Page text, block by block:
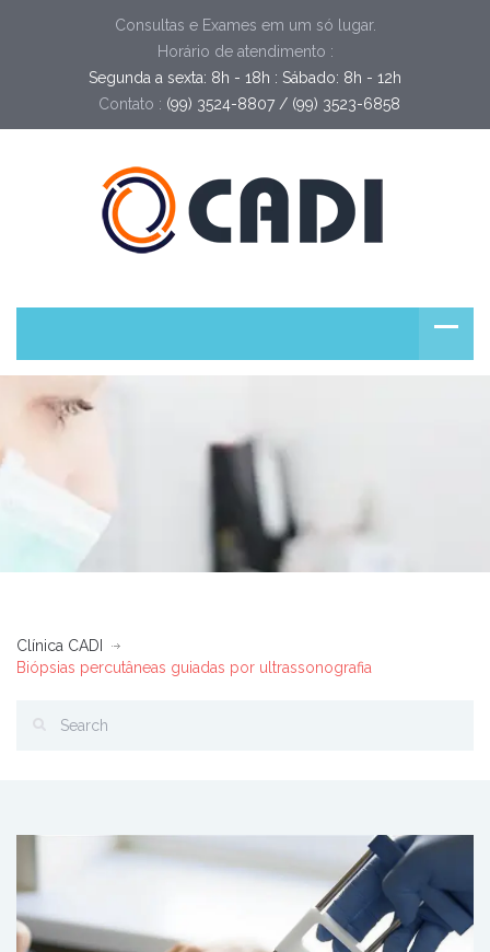
Consultas e Exames em um só lugar.
Horário de atendimento :
Segunda a sexta: 8h - 18h : Sábado: 8h - 12h
Contato : (99) 3524-8807 / (99) 3523-6858
Clínica CADI
Biópsias percutâneas guiadas por ultrassonografia